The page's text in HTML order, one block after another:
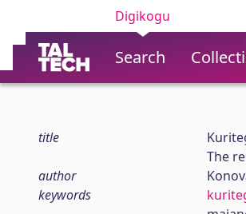
Digikogu
Search
title
The
author
keywords